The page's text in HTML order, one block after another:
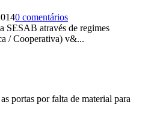
0 comentários
SESAB através de regimes
/ Cooperativa) v&...
portas por falta de material para